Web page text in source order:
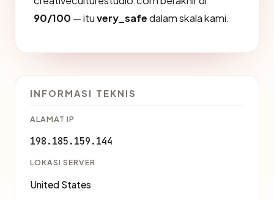
90/100 — ituvery_safedalam skala kami.
INFORMASI TEKNIS
ALAMAT IP
198.185.159.144
LOKASI SERVER
United States